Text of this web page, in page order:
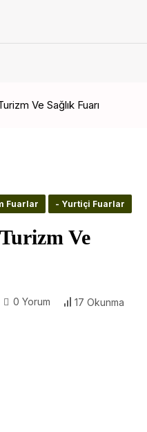
Ve Sağlık Fuarı
Fuarlar - Yurtiçi Fuarlar
Ve
0 Yorum 17 Okunma